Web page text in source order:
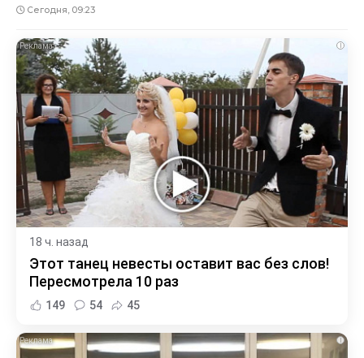
Сегодня, 09:23
i
18 ч. назад
Этот танец невесты оставит вас без слов!
Пересмотрела 10 раз
149 54 45
i